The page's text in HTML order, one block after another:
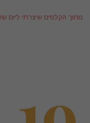
מתוך הקלפים שיצרתי ליום